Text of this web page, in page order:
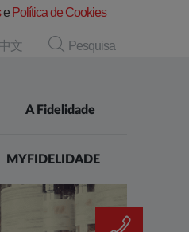
e Política de Cookies
中文 Pesquisa
A Fidelidade
MYFIDELIDADE